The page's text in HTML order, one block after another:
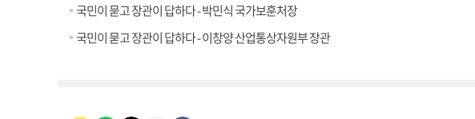
국민이 묻고 장관이 답하다 - 박민식 국가보훈처장
국민이 묻고 장관이 답하다 - 이창양 산업통상자원부 장관